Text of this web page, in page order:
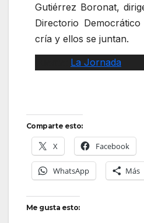
Gutiérrez Boronat,
Directorio
cría y ellos se juntan.
La Jornada
Comparte esto:
X Facebook
WhatsApp Más
Me gusta esto: